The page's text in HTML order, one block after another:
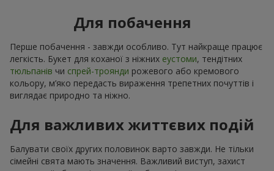
Для побачення
Перше побачення - завжди особливо. Тут найкраще працює
легкість. Букет для коханої з ніжних еустоми, тендітних
тюльпанів чи спрей-троянди рожевого або кремового
кольору, м’яко передасть вираження трепетних почуттів і
виглядає природно та ніжно.
Для важливих життєвих подій
Балувати своїх других половинок варто завжди. Не тільки
сімейні свята мають значення. Важливий виступ, захист